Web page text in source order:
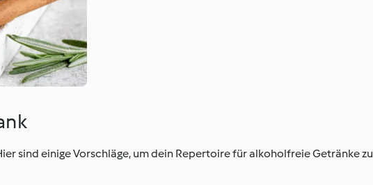
sind einige Vorschläge, um dein Repertoire für alkoholfreie Getränke zu